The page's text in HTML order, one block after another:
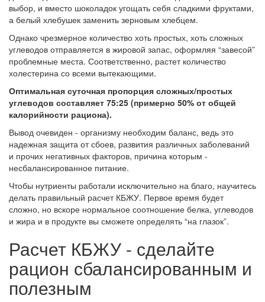
выбор, и вместо шоколадок угощать себя сладкими фруктами,
а белый хлебушек заменить зерновым хлебцем.
Однако чрезмерное количество хоть простых, хоть сложных
углеводов отправляется в жировой запас, оформляя “завесой”
проблемные места. Соответственно, растет количество
холестерина со всеми вытекающими.
Оптимальная суточная пропорция сложных/простых
углеводов составляет 75:25 (примерно 50% от общей
калорийности рациона).
Вывод очевиден - организму необходим баланс, ведь это
надежная защита от сбоев, развития различных заболеваний
и прочих негативных факторов, причина которым -
несбалансированное питание.
Чтобы нутриенты работали исключительно на благо, научитесь
делать правильный расчет КБЖУ. Первое время будет
сложно, но вскоре нормальное соотношение белка, углеводов
и жира и в продукте вы сможете определять “на глазок”.
Расчет КБЖУ - сделайте
рацион сбалансированным и
полезным